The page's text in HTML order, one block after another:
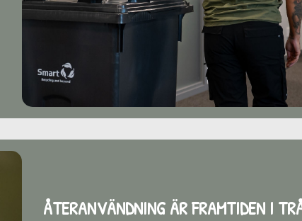
ÅTERANVÄNDNING ÄR FRAMTIDEN I